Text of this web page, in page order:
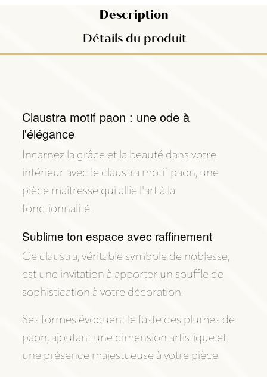
Description
Détails du produit
Claustra motif paon : une ode à
l'élégance
Incarnez la grâce et la beauté dans votre
intérieur avec le claustra motif paon, une
pièce maîtresse qui allie l'art à la
fonctionnalité.
Sublime ton espace avec raffinement
Ce claustra, véritable symbole de noblesse,
est une invitation à apporter un souffle de
sophistication à votre décoration.
Ses formes évoquent le faste des plumes de
paon, ajoutant une dimension artistique et
une présence majestueuse à votre pièce.